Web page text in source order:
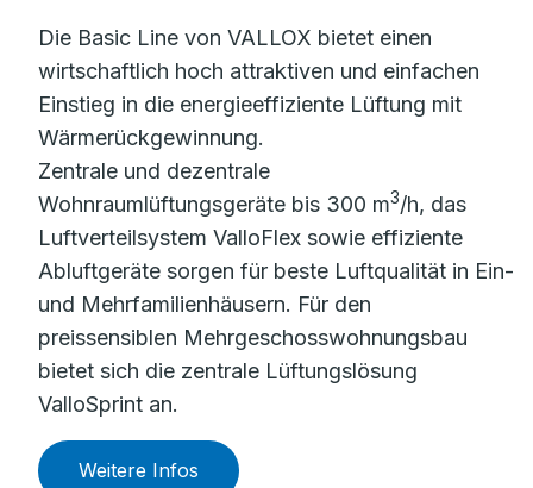
Die Basic Line von VALLOX bietet einen
wirtschaftlich hoch attraktiven und einfachen
Einstieg in die energieeffiziente Lüftung mit
Wärmerückgewinnung.
Zentrale und dezentrale
Wohnraumlüftungsgeräte bis 300 m3/h, das
Luftverteilsystem ValloFlex sowie effiziente
Abluftgeräte sorgen für beste Luftqualität in Ein-
und Mehrfamilienhäusern. Für den
preissensiblen Mehrgeschosswohnungsbau
bietet sich die zentrale Lüftungslösung
ValloSprint an.
Weitere Infos